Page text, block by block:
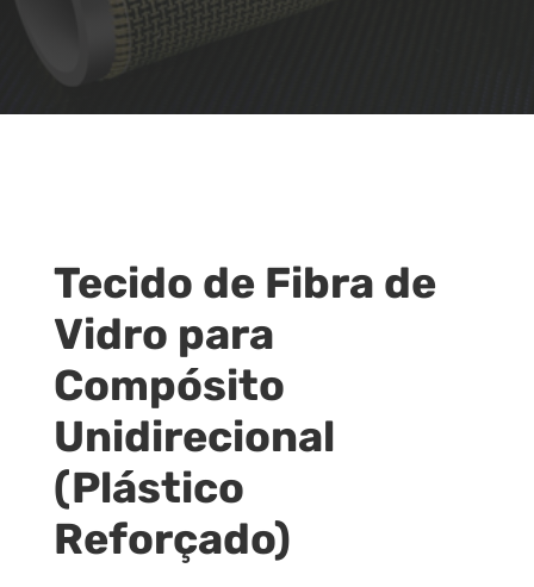
Tecido de Fibra de
Vidro para
Compósito
Unidirecional
(Plástico
Reforçado)